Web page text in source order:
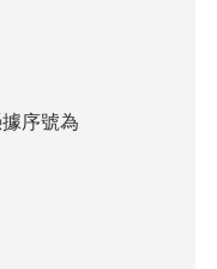
序號為